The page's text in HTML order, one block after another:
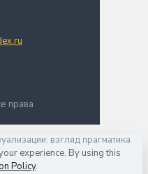
права
experience. By using this
Policy.